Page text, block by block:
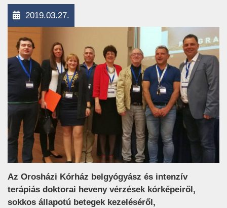
2019.03.27.
Az Orosházi Kórház belgyógyász és intenzív
terápiás doktorai heveny vérzések kórképeiről,
sokkos állapotú betegek kezeléséről,